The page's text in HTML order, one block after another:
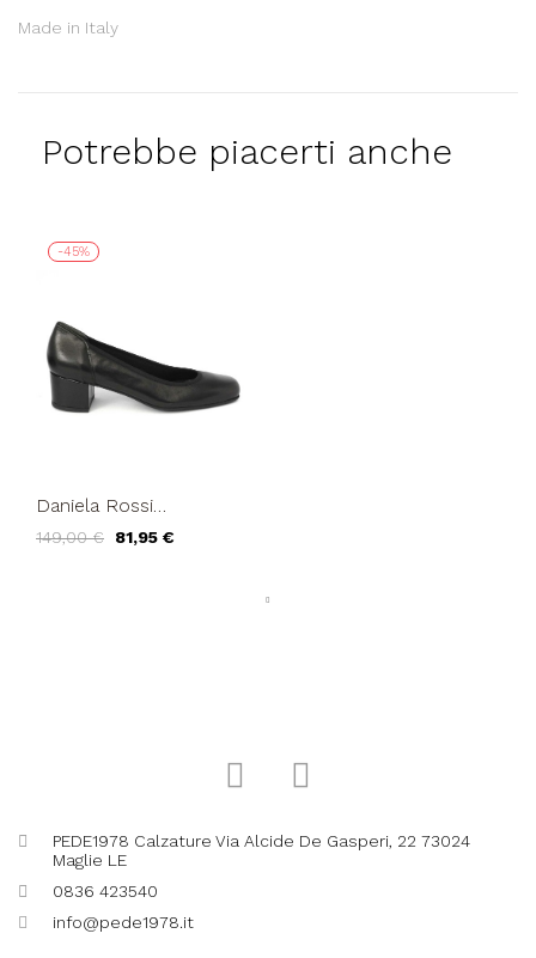
Made in Italy
Potrebbe piacerti anche
-45%
Daniela Rossi
Tacco Medio Nappa
149,00 € 81,95 €
PEDE1978 Calzature Via Alcide De Gasperi, 22 73024
Maglie LE
0836 423540
info@pede1978.it